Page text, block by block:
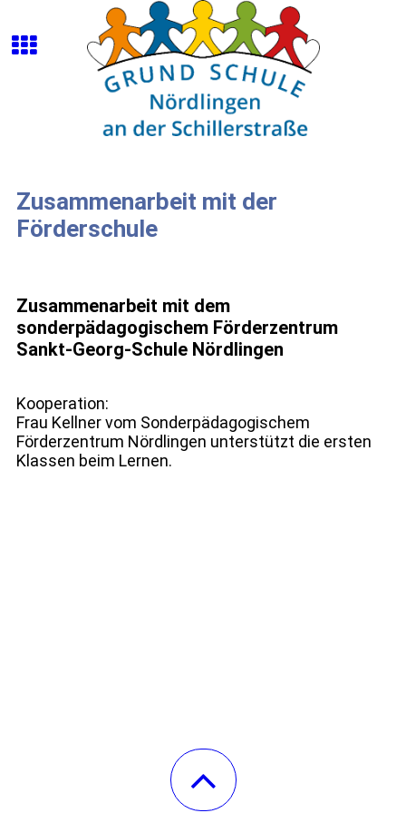
Zusammenarbeit mit der
Förderschule
Zusammenarbeit mit dem
sonderpädagogischem Förderzentrum
Sankt-Georg-Schule Nördlingen
Kooperation:
Frau Kellner vom Sonderpädagogischem
Förderzentrum Nördlingen unterstützt die ersten
Klassen beim Lernen.